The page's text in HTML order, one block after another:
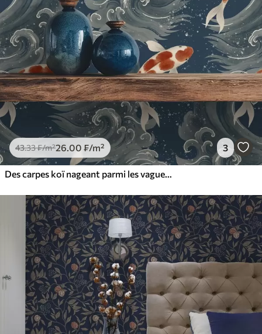
43.33₣/m²26.00 ₣/m² 3
Des carpes koï nageant parmi les vagues spectaculaires de l'océan